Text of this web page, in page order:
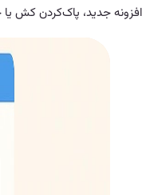
پاک‌کردن کش یا جایگزینی